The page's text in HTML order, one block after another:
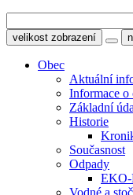
velikost zobrazení
Obec
Aktuální
Informace o
Základní
Historie
Současnost
Odpady
Vodné a